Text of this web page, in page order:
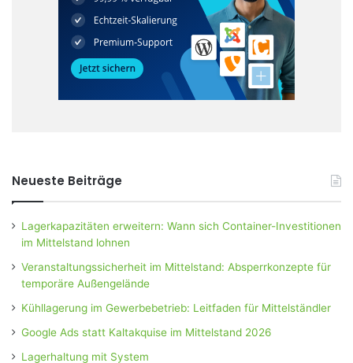
Neueste Beiträge
Lagerkapazitäten erweitern: Wann sich Container-Investitionen
im Mittelstand lohnen
Veranstaltungssicherheit im Mittelstand: Absperrkonzepte für
temporäre Außengelände
Kühllagerung im Gewerbebetrieb: Leitfaden für Mittelständler
Google Ads statt Kaltakquise im Mittelstand 2026
Lagerhaltung mit System